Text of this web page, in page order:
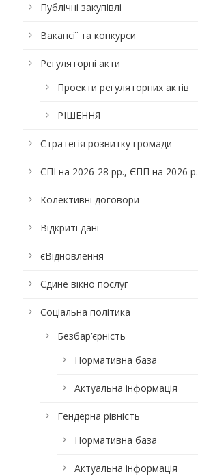
Публічні закупівлі
Вакансії та конкурси
Регуляторні акти
Проекти регуляторних актів
РІШЕННЯ
Стратегія розвитку громади
СПІ на 2026-28 рр., ЄПП на 2026 р.
Колективні договори
Відкриті дані
єВідновлення
Єдине вікно послуг
Соціальна політика
Безбар’єрність
Нормативна база
Актуальна інформація
Гендерна рівність
Нормативна база
Актуальна інформація